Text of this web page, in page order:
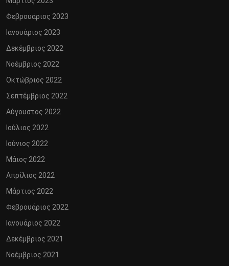
Φεβρουάριος 2023
Ιανουάριος 2023
Δεκέμβριος 2022
Νοέμβριος 2022
Οκτώβριος 2022
Σεπτέμβριος 2022
Αύγουστος 2022
Ιούλιος 2022
Ιούνιος 2022
Μάιος 2022
Απρίλιος 2022
Μάρτιος 2022
Φεβρουάριος 2022
Ιανουάριος 2022
Δεκέμβριος 2021
Νοέμβριος 2021